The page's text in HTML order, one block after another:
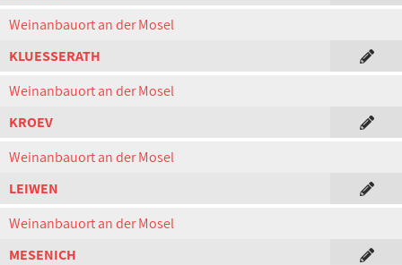
Weinanbauort an der Mosel
KLUESSERATH
Weinanbauort an der Mosel
KROEV
Weinanbauort an der Mosel
LEIWEN
Weinanbauort an der Mosel
MESENICH